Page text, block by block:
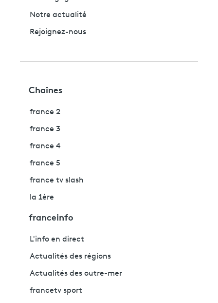
Notre actualité
Rejoignez-nous
Chaînes
france 2
france 3
france 4
france 5
france tv slash
la 1ère
franceinfo
L'info en direct
Actualités des régions
Actualités des outre-mer
francetv sport